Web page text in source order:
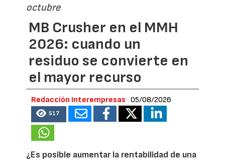
octubre
MB Crusher en el MMH
2026: cuando un
residuo se convierte en
el mayor recurso
Redacción Interempresas 05/08/2026
517
¿Es posible aumentar la rentabilidad de una